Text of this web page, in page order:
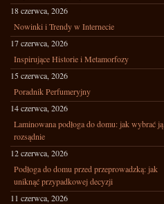
18 czerwca, 2026
Nowinki i Trendy w Internecie
17 czerwca, 2026
Inspirujące Historie i Metamorfozy
15 czerwca, 2026
Poradnik Perfumeryjny
14 czerwca, 2026
Laminowana podłoga do domu: jak wybrać ją
rozsądnie
12 czerwca, 2026
Podłoga do domu przed przeprowadzką: jak
uniknąć przypadkowej decyzji
11 czerwca, 2026